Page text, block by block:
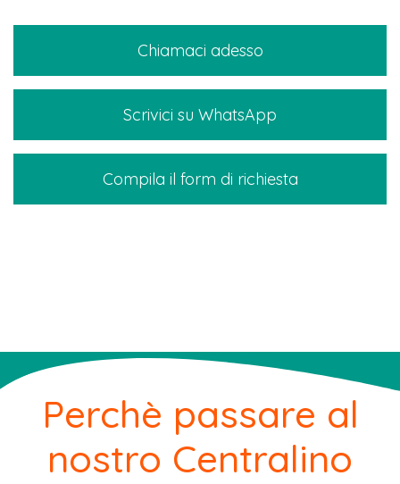
Chiamaci adesso
Scrivici su WhatsApp
Compila il form di richiesta
Perchè passare al
nostro Centralino